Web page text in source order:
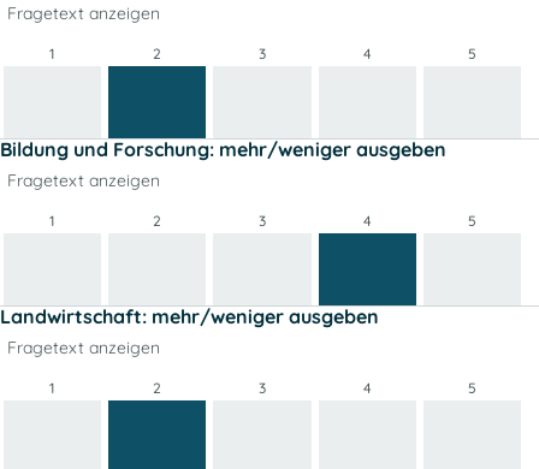
Fragetext anzeigen
1 2 3 4 5
Bildung und Forschung: mehr/weniger ausgeben
Fragetext anzeigen
1 2 3 4 5
Landwirtschaft: mehr/weniger ausgeben
Fragetext anzeigen
1 2 3 4 5